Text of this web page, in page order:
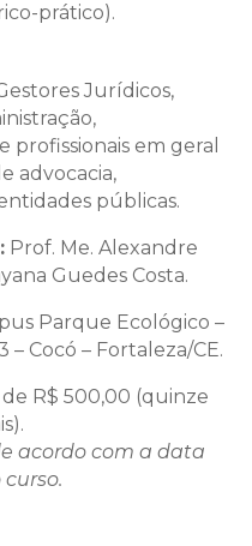
prático).
Jurídicos,
profissionais em geral
advocacia,
públicas.
Prof. Me. Alexandre
Guedes Costa.
Parque Ecológico –
– Cocó – Fortaleza/CE.
de R$ 500,00 (quinze
acordo com a data